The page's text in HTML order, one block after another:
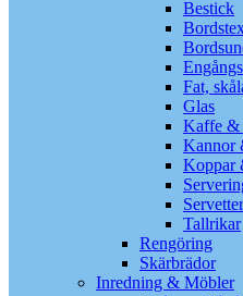
Bestick
Fat,
Glas
Kaffe &
Kannor
Koppar
Servetter
Tallrikar
Rengöring
Skärbrädor
Inredning & Möbler